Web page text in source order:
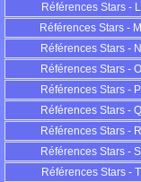
Références Stars - L
Références Stars - M
Références Stars - N
Références Stars - O
Références Stars - P
Références Stars - Q
Références Stars - R
Références Stars - S
Références Stars - T